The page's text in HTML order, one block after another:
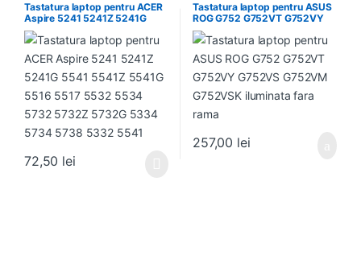
Tastatura laptop pentru ACER
Aspire 5241 5241Z 5241G
5541 5541Z 5541G 5516 5517
5532 5534 5732 5732Z
5732G 5334 5734 5738 5332
5541
72,50 lei
Tastatura laptop pentru ASUS
ROG G752 G752VT G752VY
G752VS G752VM G752VSK
iluminata fara rama
257,00 lei